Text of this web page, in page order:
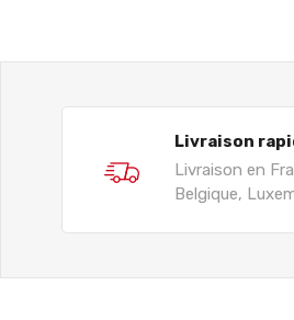
Livraison
Livraison en
Belgique,